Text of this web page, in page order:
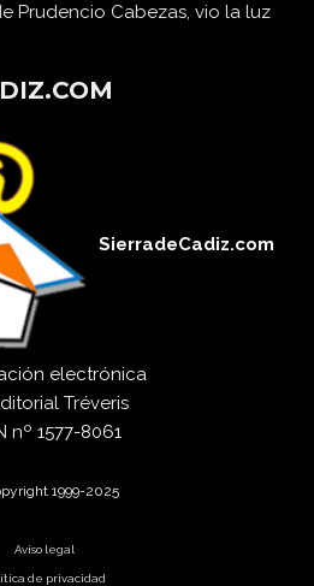
Prudencio Cabezas, vio la luz
SierradeCadiz.com
electrónica
Tréveris
nº 1577-8061
1999-2025
Aviso legal
de privacidad